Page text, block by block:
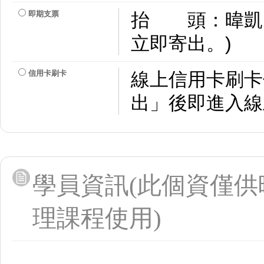
即期支票
抬 頭：暐凱
立即寄出。)
信用卡刷卡
線上信用卡刷
出」後即進入
學員資訊(此個資僅
理課程使用)